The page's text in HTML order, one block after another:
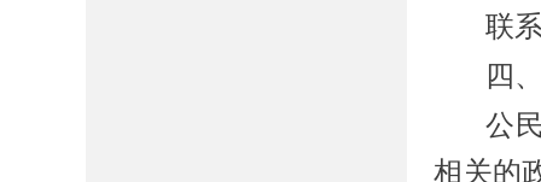
联
四
公
相关的